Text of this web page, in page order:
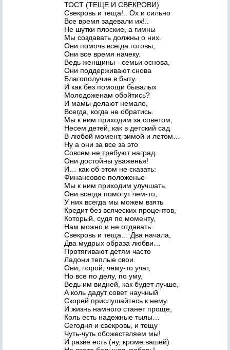
ТОСТ (ТЕЩЕ И СВЕКРОВИ)
Свекровь и теща!.. Ох и сильно
Все время задевали их!..
Не шутки плоские, а гимны
Мы создавать должны о них.
Они помочь всегда готовы,
Они все время начеку.
Ведь женщины - семьи основа,
Они поддерживают снова
Благополучие в быту.
И как без помощи бывалых
Молодоженам обойтись?
И мамы делают немало,
Всегда, когда не обратись.
Мы к ним приходим за советом,
Несем детей, как в детский сад
В любой момент, зимой и летом…
Ну а они за все за это
Совсем не требуют наград.
Они достойны уваженья!
И… как об этом не сказать:
Финансовое положенье
Мы к ним приходим улучшать.
Они всегда помогут чем-то,
У них всегда мы можем взять
Кредит без всяческих процентов,
Который, судя по моменту,
Нам можно и не отдавать.
Свекровь и теща… Два начала,
Два мудрых образа любви…
Протягивают детям часто
Ладони теплые свои.
Они, порой, чему-то учат,
Но все по делу, по уму,
Ведь им видней, как будет лучше,
А коль дадут совет научный
Скорей прислушайтесь к нему.
И жизнь намного станет проще,
Коль есть надежные тылы…
Сегодня и свекровь, и тещу
Чуть-чуть обожествляем мы!
И разве есть (ну, кроме вашей)